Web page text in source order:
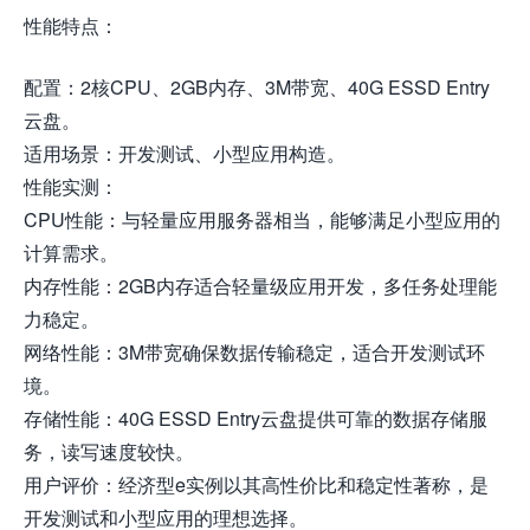
性能特点：
配置：2核CPU、2GB内存、3M带宽、40G ESSD Entry
云盘。
适用场景：开发测试、小型应用构造。
性能实测：
CPU性能：与轻量应用服务器相当，能够满足小型应用的
计算需求。
内存性能：2GB内存适合轻量级应用开发，多任务处理能
力稳定。
网络性能：3M带宽确保数据传输稳定，适合开发测试环
境。
存储性能：40G ESSD Entry云盘提供可靠的数据存储服
务，读写速度较快。
用户评价：经济型e实例以其高性价比和稳定性著称，是
开发测试和小型应用的理想选择。